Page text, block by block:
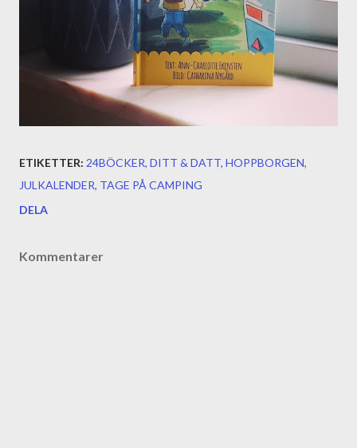
ETIKETTER: 24BÖCKER DITT & DATT HOPPBORGEN
JULKALENDER TAGE PÅ CAMPING
DELA
Kommentarer